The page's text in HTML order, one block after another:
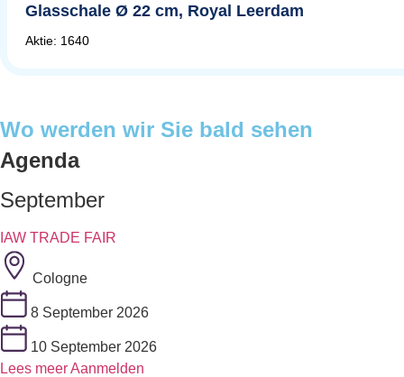
Glasschale Ø 22 cm, Royal Leerdam
Aktie: 1640
Wo werden wir Sie bald sehen
Agenda
September
IAW TRADE FAIR
Cologne
8 September 2026
10 September 2026
Lees meerAanmelden